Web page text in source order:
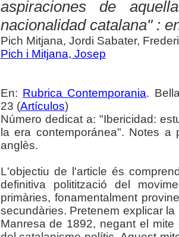
aspiraciones de
nacionalidad catalana" :
Pich Mitjana, Jordi Sabater,
Pich i Mitjana, Josep
En: Rubrica Contemporania.
23 (Artículos)
Número dedicat a: "Ibericidad:
la era contemporánea". Notes
anglès.
L'objectiu de l'article és
definitiva politització del
primàries, fonamentalment
secundàries. Pretenem explicar
Manresa de 1892, negant el